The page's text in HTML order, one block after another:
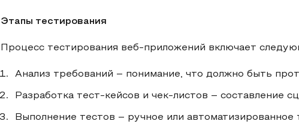
Этапы тестирования
Процесс тестирования веб-приложений включает
Анализ требований – понимание, что должно быть
Разработка тест-кейсов и чек-листов – составление
Выполнение тестов – ручное или автоматизированное